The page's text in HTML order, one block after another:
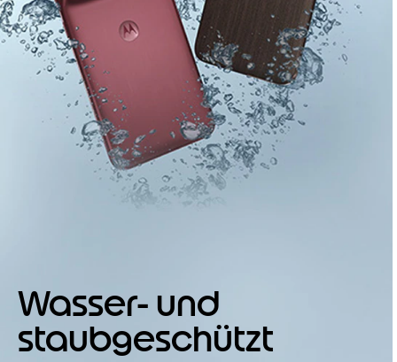
Wasser- und
staubgeschützt